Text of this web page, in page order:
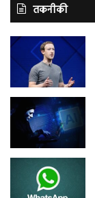
तकनीकी